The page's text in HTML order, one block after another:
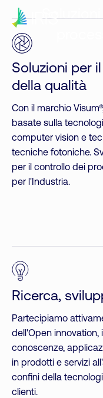
Soluzioni per
della qualità
Con il marchio
basate sulla
computer vision e
tecniche fotoniche.
per il controllo dei
per l'Industria.
Ricerca,
Partecipiamo
dell'Open innovation,
conoscenze,
in prodotti e servizi
confini della
clienti.